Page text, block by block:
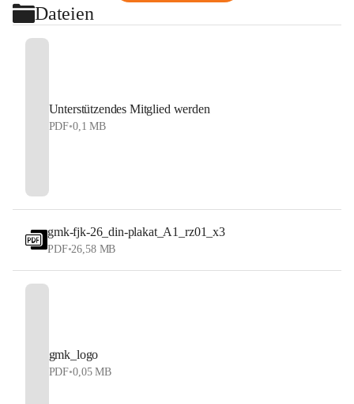
Dateien
Unterstützendes Mitglied werden
PDF•0,1 MB
gmk-fjk-26_din-plakat_A1_rz01_x3
PDF•26,58 MB
gmk_logo
PDF•0,05 MB